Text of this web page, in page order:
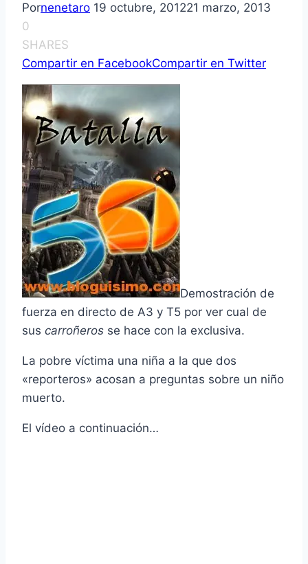
Pornenetaro 19 octubre, 201221 marzo, 2013
0
SHARES
Compartir en FacebookCompartir en Twitter
Demostración de
fuerza en directo de A3 y T5 por ver cual de
sus carroñeros se hace con la exclusiva.
La pobre ví­ctima una niña a la que dos
«reporteros» acosan a preguntas sobre un niño
muerto.
El ví­deo a continuación…